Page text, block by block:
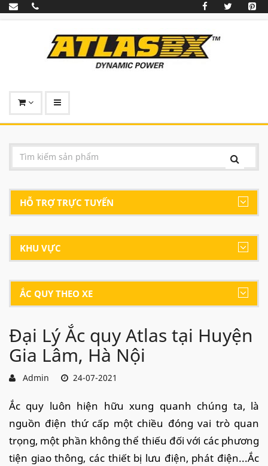
HỖ TRỢ TRỰC TUYẾN
KHU VỰC
ẮC QUY THEO XE
Đại Lý Ắc quy Atlas tại Huyện
Gia Lâm, Hà Nội
Admin 24-07-2021
Ắc quy luôn hiện hữu xung quanh chúng ta, là
nguồn điện thứ cấp một chiều đóng vai trò quan
trọng, một phần không thể thiếu đối với các phương
tiện giao thông, các thiết bị lưu điện, phát điện...Ắc